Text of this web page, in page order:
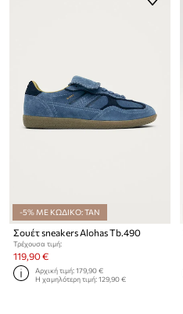
-5% ΜΕ ΚΩΔΙΚΟ: TAN
Σουέτ sneakers Alohas Tb.490
Τρέχουσα τιμή:
119,90 €
Αρχική τιμή:179,90 €
Η χαμηλότερη τιμή:129,90 €